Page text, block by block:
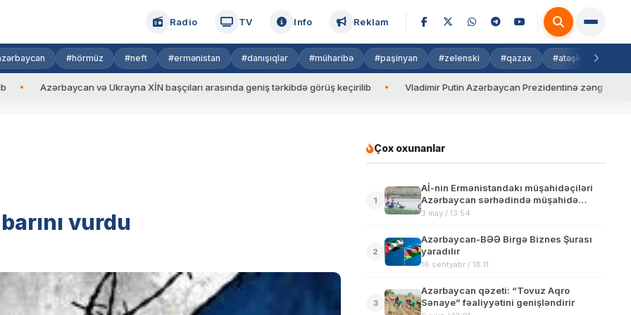
Radio TV Info Reklam
#hörmüz #neft #ermənistan #danışıqlar #müharibə #paşinyan #zelenski #qazax #atəşkəs
və Ukrayna XİN başçıları arasında geniş tərkibdə görüş keçirilib Vladimir Putin Azərbaycan Prezidentinə zəng edib
vurdu
Çox oxunanlar
1
Aİ-nin Ermənistandakı müşahidəçiləri
Azərbaycan sərhədində müşahidə
aparıblar- FOTO – VİDEO
3 may / 13:54
2
Azərbaycan-BƏƏ Birgə Biznes Şurası
yaradılır
16 sentyabr / 18:11
3
Azərbaycan qəzeti: “Tovuz Aqro
Sənaye” fəaliyyətini genişləndirir